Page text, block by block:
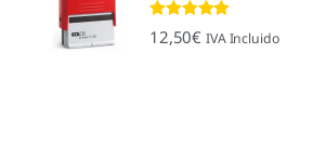
Valorado con
4.89de 5
12,50€ IVA Incluido